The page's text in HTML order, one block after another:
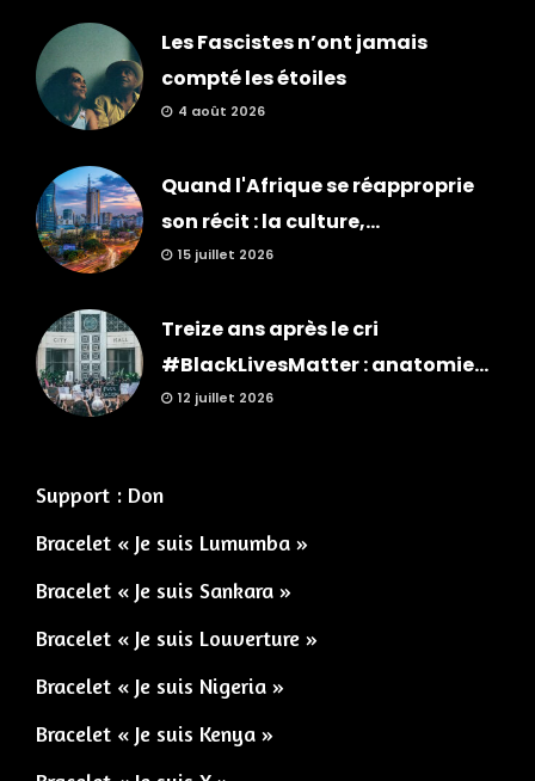
Les Fascistes n’ont jamais
compté les étoiles
4 août 2026
Quand l'Afrique se réapproprie
son récit : la culture,...
15 juillet 2026
Treize ans après le cri
#BlackLivesMatter : anatomie...
12 juillet 2026
Support : Don
Bracelet « Je suis Lumumba »
Bracelet « Je suis Sankara »
Bracelet « Je suis Louverture »
Bracelet « Je suis Nigeria »
Bracelet « Je suis Kenya »